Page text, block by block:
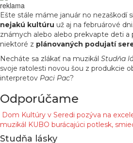
reklama
Ešte stále máme január no nezaškodí
nejakú kultúru už aj na februárové
známych alebo alebo prekvapte deti a
niektoré z plánovaných podujatí
Necháte sa zlákať na muzikál Studňa
svoje ratolesti novou šou z produkcie
interpretov Paci Pac?
Odporúčame
Dom Kultúry v Seredi pozýva na
muzikál KUBO burácajúci potlesk,
Studňa lásky